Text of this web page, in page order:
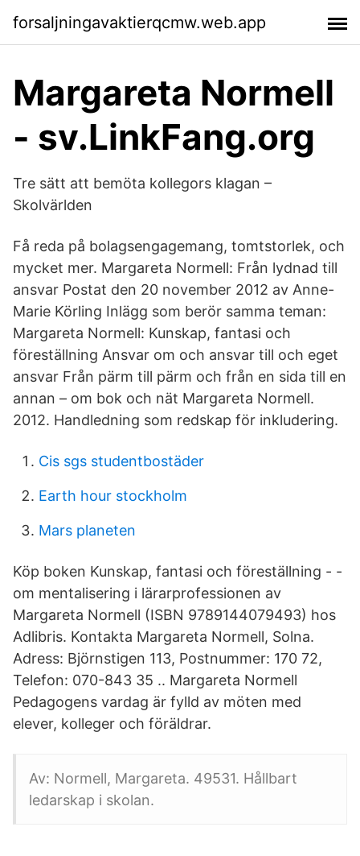
forsaljningavaktierqcmw.web.app
Margareta Normell
- sv.LinkFang.org
Tre sätt att bemöta kollegors klagan –
Skolvärlden
Få reda på bolagsengagemang, tomtstorlek, och
mycket mer. Margareta Normell: Från lydnad till
ansvar Postat den 20 november 2012 av Anne-
Marie Körling Inlägg som berör samma teman:
Margareta Normell: Kunskap, fantasi och
föreställning Ansvar om och ansvar till och eget
ansvar Från pärm till pärm och från en sida till en
annan – om bok och nät Margareta Normell.
2012. Handledning som redskap för inkludering.
Cis sgs studentbostäder
Earth hour stockholm
Mars planeten
Köp boken Kunskap, fantasi och föreställning - -
om mentalisering i lärarprofessionen av
Margareta Normell (ISBN 9789144079493) hos
Adlibris. Kontakta Margareta Normell, Solna.
Adress: Björnstigen 113, Postnummer: 170 72,
Telefon: 070-843 35 .. Margareta Normell
Pedagogens vardag är fylld av möten med
elever, kolleger och föräldrar.
Av: Normell, Margareta. 49531. Hållbart
ledarskap i skolan.